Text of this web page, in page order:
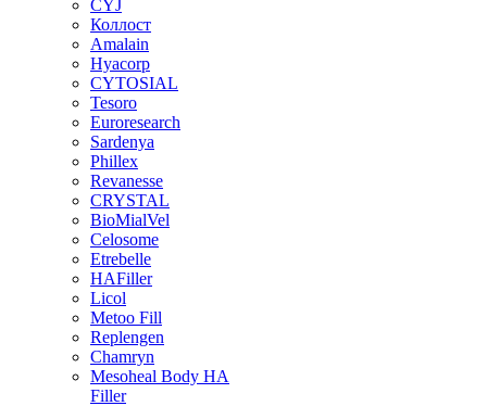
CYJ
Коллост
Amalain
Hyacorp
CYTOSIAL
Tesoro
Euroresearch
Sardenya
Phillex
Revanesse
CRYSTAL
BioMialVel
Celosome
Etrebelle
HAFiller
Licol
Metoo Fill
Replengen
Chamryn
Mesoheal Body HA
Filler